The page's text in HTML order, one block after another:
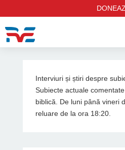
Interviuri și știri despre
Subiecte actuale
biblică. De luni până vineri
reluare de la ora 18:20.